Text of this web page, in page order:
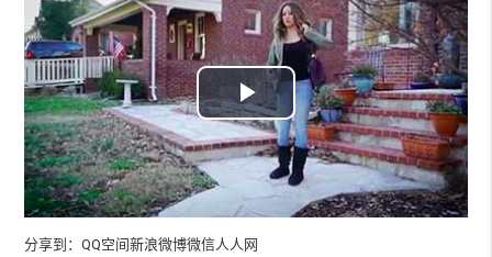
Play
Video
分享到：QQ空间新浪微博微信人人网